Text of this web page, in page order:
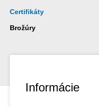
Certifikáty
Brožúry
Informácie